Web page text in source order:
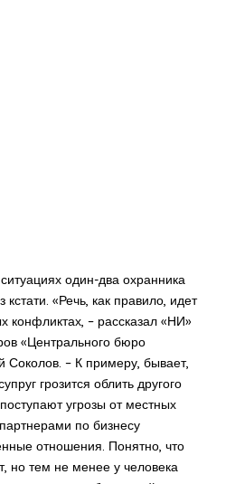
один-два охранника
кстати. «Речь, как правило, идет
конфликтах, – рассказал «НИ»
«Центрального бюро
Соколов. – К примеру, бывает,
грозится облить другого
угрозы от местных
по бизнесу
отношения. Понятно, что
но тем не менее у человека